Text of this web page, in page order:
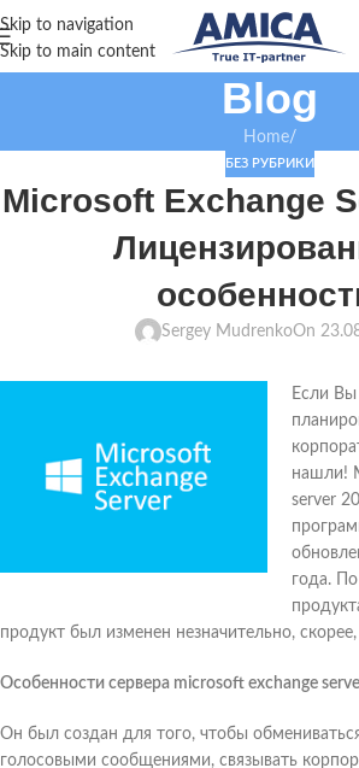
Skip to navigation
Skip to main content
Blog
Home/
БЕЗ РУБРИКИ
Microsoft Exchange
Sergey MudrenkoOn
Если Вы
нашли!
server
года.
продукт был изменен незначительно,
Особенности сервера microsoft exchange
Он был создан для того, чтобы
голосовыми сообщениями, связывать